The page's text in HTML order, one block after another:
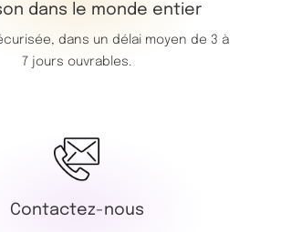
dans le monde entier
dans un délai moyen de 3 à
7 jours ouvrables.
Contactez-nous